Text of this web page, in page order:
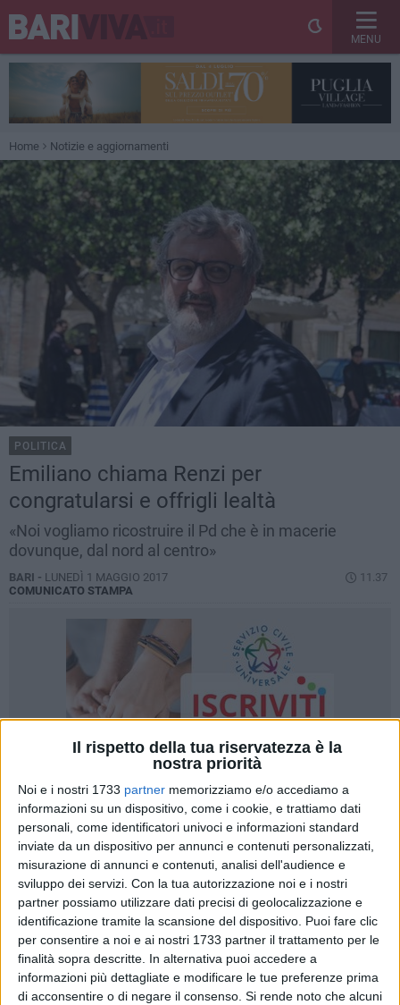
Il rispetto della tua riservatezza è la
nostra priorità
Noi e i nostri 1733 partner memorizziamo e/o accediamo a
informazioni su un dispositivo, come i cookie, e trattiamo dati
personali, come identificatori univoci e informazioni standard
inviate da un dispositivo per annunci e contenuti personalizzati,
misurazione di annunci e contenuti, analisi dell'audience e
sviluppo dei servizi. Con la tua autorizzazione noi e i nostri
partner possiamo utilizzare dati precisi di geolocalizzazione e
identificazione tramite la scansione del dispositivo. Puoi fare clic
per consentire a noi e ai nostri 1733 partner il trattamento per le
finalità sopra descritte. In alternativa puoi accedere a
informazioni più dettagliate e modificare le tue preferenze prima
di acconsentire o di negare il consenso. Si rende noto che alcuni
MENU
Home Notizie e aggiornamenti
POLITICA
Emiliano chiama Renzi per
congratularsi e offrigli lealtà
«Noi vogliamo ricostruire il Pd che è in macerie
dovunque, dal nord al centro»
BARI - LUNEDÌ 1 MAGGIO 2017
11.37
COMUNICATO STAMPA
12
Il governatore pugliese, Michele Emiliano, ha chiamato
Matteo Renzi per congratularsi con lui e offrirgli
"collaborazione leale".